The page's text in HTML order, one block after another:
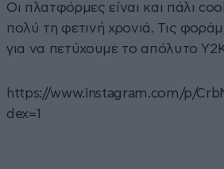
Οι πλατφόρμες είναι και πάλι
πολύ τη φετινή χρονιά. Τις
για να πετύχουμε το απόλυτο
https://www.instagram.com/p/
dex=1